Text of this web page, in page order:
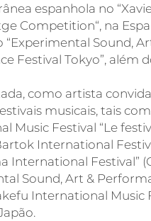
espanhola no
Competition“, na
Sound,
Festival Tokyo”, além
como artista
musicais, tais
Music Festival “Le
International
International Festival”
Sound, Art &
International Music